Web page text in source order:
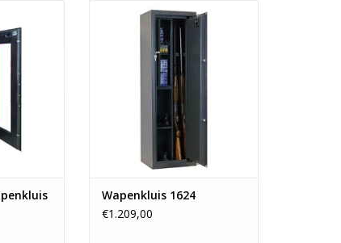
cm
- 125x38 cm
- Ruimte voor 2 geweren
- 1 binnenkluis
- Vanaf 70 kg
TOEVOEGEN AAN WINKELWAGEN
Wapenkluis 1624
€1.209,00